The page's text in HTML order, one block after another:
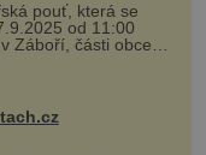
pouť, která se
od 11:00
Záboří, části obce
programu naleznete
kostela,